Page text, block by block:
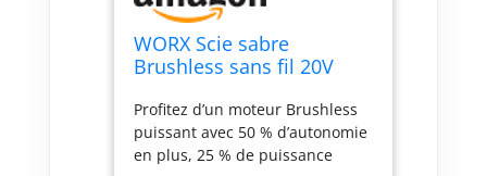
WORX Scie sabre
Brushless sans fil 20V
Profitez d’un moteur Brushless
puissant avec 50 % d’autonomie
en plus, 25 % de puissance